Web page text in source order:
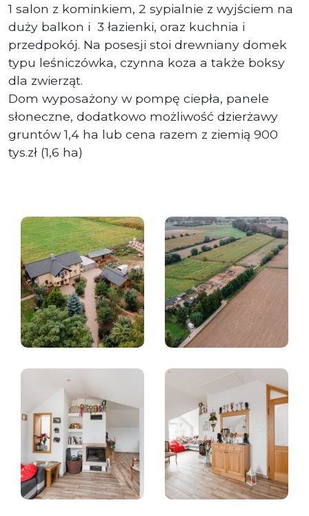
1 salon z kominkiem, 2 sypialnie z wyjściem na
duży balkon i 3 łazienki, oraz kuchnia i
przedpokój. Na posesji stoi drewniany domek
typu leśniczówka, czynna koza a także boksy
dla zwierząt.
Dom wyposażony w pompę ciepła, panele
słoneczne, dodatkowo możliwość dzierżawy
gruntów 1,4 ha lub cena razem z ziemią 900
tys.zł (1,6 ha)